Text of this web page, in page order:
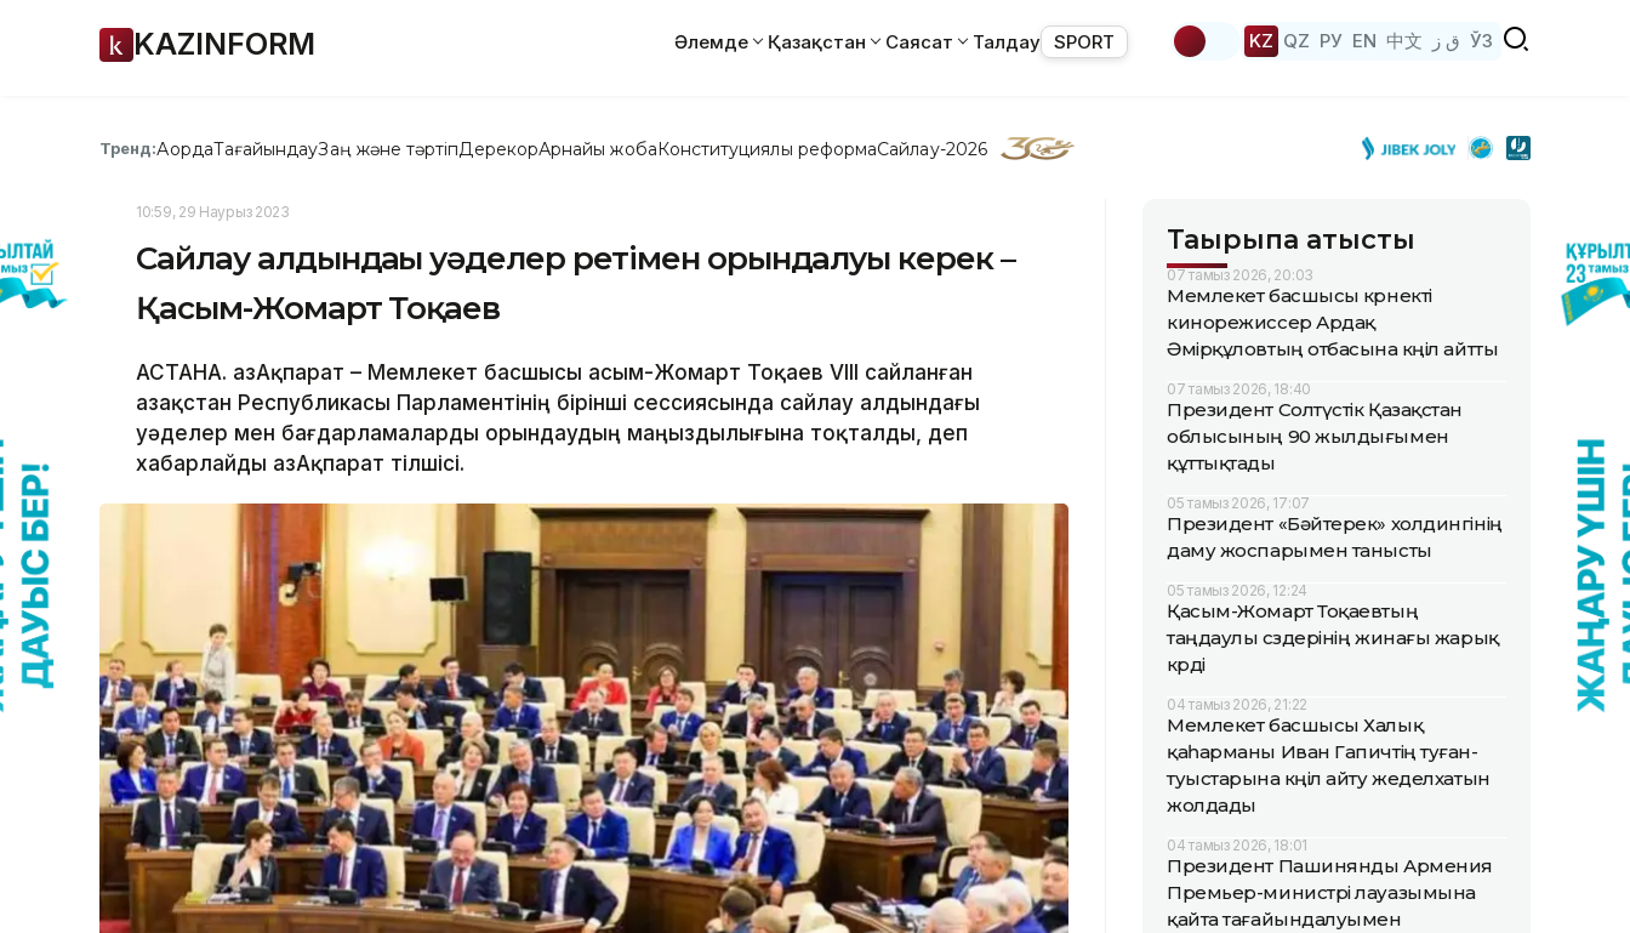
KAZINFORM Әлемде Қазақстан Саясат Талдау SPORT KZ QZ РУ EN 中文 ق ز ЎЗ
Тренд:АқордаТағайындауЗаң және тәртіпДерекқорАрнайы жобаКонституциялық реформаСайлау-2026
10:59, 29 Наурыз 2023
Сайлау алдындағы уәделер ретімен орындалуы керек –
Қасым-Жомарт Тоқаев
АСТАНА. ҚазАқпарат – Мемлекет басшысы Қасым-Жомарт Тоқаев VIII сайланған
Қазақстан Республикасы Парламентінің бірінші сессиясында сайлау алдындағы
уәделер мен бағдарламаларды орындаудың маңыздылығына тоқталды, деп
хабарлайды ҚазАқпарат тілшісі.
Тақырыпқа қатысты
07 тамыз 2026, 20:03
Мемлекет басшысы көрнекті
кинорежиссер Ардақ
Әмірқұловтың отбасына көңіл айтты
07 тамыз 2026, 18:40
Президент Солтүстік Қазақстан
облысының 90 жылдығымен
құттықтады
05 тамыз 2026, 17:07
Президент «Бәйтерек» холдингінің
даму жоспарымен танысты
05 тамыз 2026, 12:24
Қасым-Жомарт Тоқаевтың
таңдаулы сөздерінің жинағы жарық
көрді
04 тамыз 2026, 21:22
Мемлекет басшысы Халық
қаһарманы Иван Гапичтің туған-
туыстарына көңіл айту жеделхатын
жолдады
04 тамыз 2026, 18:01
Президент Пашинянды Армения
Премьер-министрі лауазымына
қайта тағайындалуымен